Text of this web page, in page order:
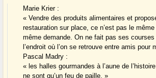
Marie Krier :
« Vendre des produits alimentaires et
restauration sur place, ce n’est pas le
même demande. On ne fait pas ses
l’endroit où l’on se retrouve entre amis pour
Pascal Madry :
« les halles gourmandes à l’aune de
ne sont qu’un feu de paille. »